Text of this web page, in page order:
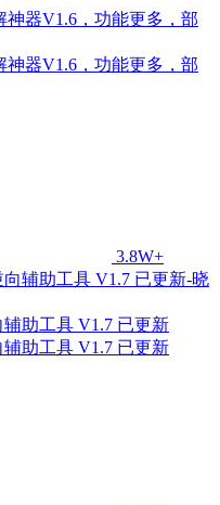
神器V1.6，功能更多，部
神器V1.6，功能更多，部
3.8W+
助工具 V1.7 已更新
助工具 V1.7 已更新